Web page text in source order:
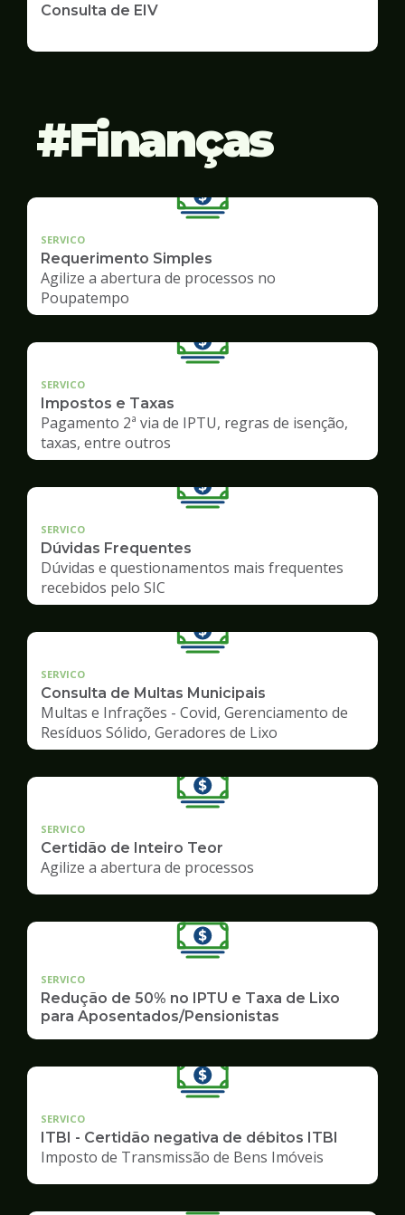
Consulta de EIV
Finanças
SERVICO
Requerimento Simples
Agilize a abertura de processos no
Poupatempo
SERVICO
Impostos e Taxas
Pagamento 2ª via de IPTU, regras de isenção,
taxas, entre outros
SERVICO
Dúvidas Frequentes
Dúvidas e questionamentos mais frequentes
recebidos pelo SIC
SERVICO
Consulta de Multas Municipais
Multas e Infrações - Covid, Gerenciamento de
Resíduos Sólido, Geradores de Lixo
SERVICO
Certidão de Inteiro Teor
Agilize a abertura de processos
SERVICO
Redução de 50% no IPTU e Taxa de Lixo
para Aposentados/Pensionistas
SERVICO
ITBI - Certidão negativa de débitos ITBI
Imposto de Transmissão de Bens Imóveis